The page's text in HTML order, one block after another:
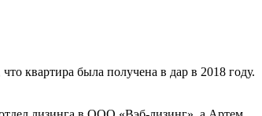
квартира была получена в дар в 2018 году.